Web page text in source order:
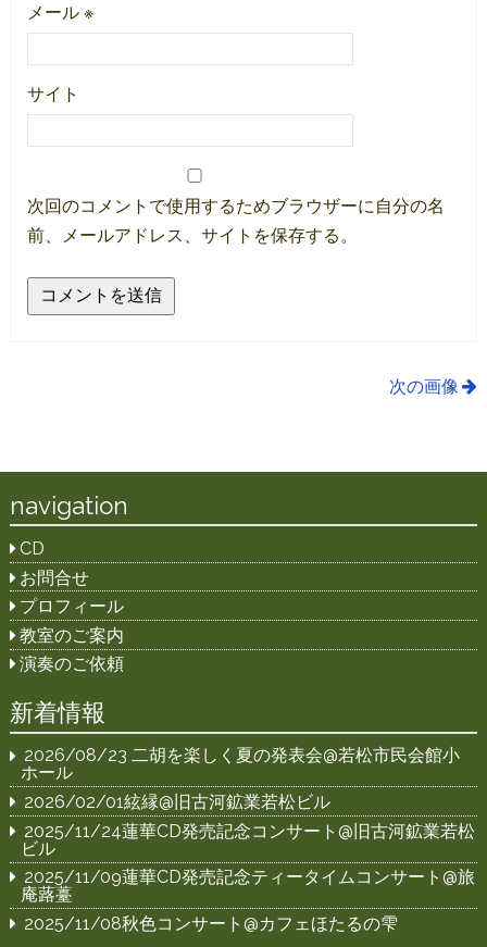
メール ※
サイト
次回のコメントで使用するためブラウザーに自分の名
前、メールアドレス、サイトを保存する。
次の画像
navigation
CD
お問合せ
プロフィール
教室のご案内
演奏のご依頼
新着情報
2026/08/23 二胡を楽しく夏の発表会@若松市民会館小
ホール
2026/02/01絃縁@旧古河鉱業若松ビル
2025/11/24蓮華CD発売記念コンサート@旧古河鉱業若松
ビル
2025/11/09蓮華CD発売記念ティータイムコンサート@旅
庵蕗薹
2025/11/08秋色コンサート@カフェほたるの雫